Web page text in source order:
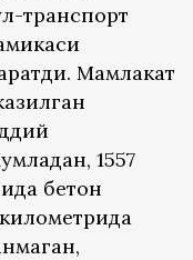
транспорт
Мамлакат
1557
бетон